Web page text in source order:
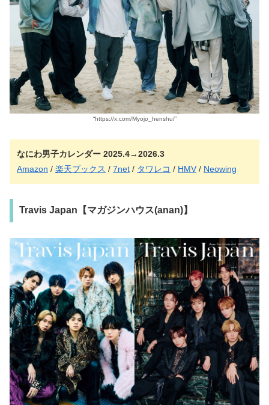
“https://x.com/Myojo_henshu/”
なにわ男子カレンダー 2025.4→2026.3
Amazon / 楽天ブックス / 7net / タワレコ / HMV / Neowing
Travis Japan【マガジンハウス(anan)】